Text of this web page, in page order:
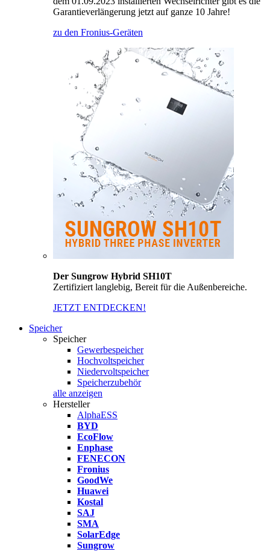
Garantieverlängerung jetzt auf ganze 10 Jahre!
zu den Fronius-Geräten
Der Sungrow Hybrid SH10T
Zertifiziert langlebig, Bereit für die Außenbereiche.
JETZT ENTDECKEN!
Speicher
Speicher
Gewerbespeicher
Hochvoltspeicher
Niedervoltspeicher
Speicherzubehör
alle anzeigen
Hersteller
AlphaESS
BYD
EcoFlow
Enphase
FENECON
Fronius
GoodWe
Huawei
Kostal
SAJ
SMA
SolarEdge
Sungrow